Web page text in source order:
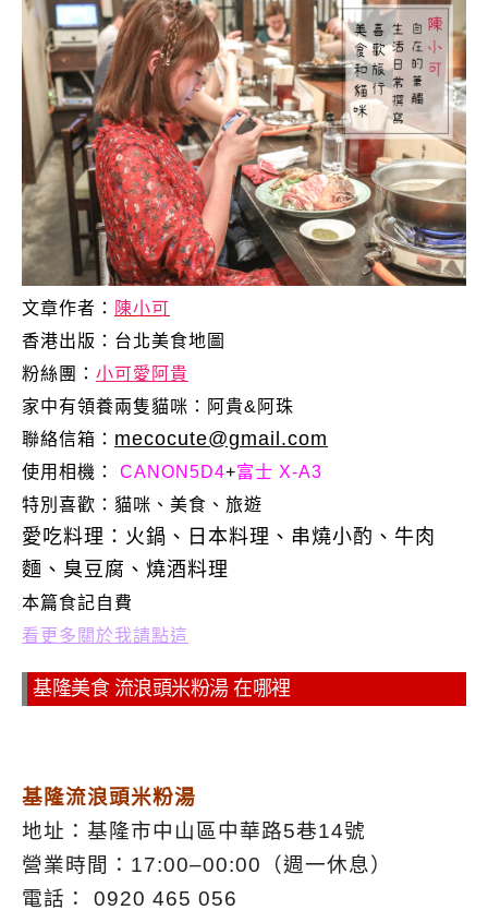
文章作者： 陳小可
香港出版： 台北美食地圖
粉絲團： 小可愛阿貴
家中有領養兩隻貓咪：阿貴&阿珠
聯絡信箱： mecocute@gmail.com
使用相機： CANON5D4+富士 X-A3
特別喜歡： 貓咪、美食、旅遊
愛吃料理：火鍋、日本料理、串燒小酌、牛肉
麵、臭豆腐、燒酒料理
本篇食記自費
看更多關於我請點這
基隆美食 流浪頭米粉湯 在哪裡
基隆流浪頭米粉湯
地址：基隆市中山區中華路5巷14號
營業時間：17:00–00:00（週一休息）
電話： 0920 465 056